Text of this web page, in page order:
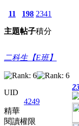
11
主題
198
帖子
2341
積分
二科生【E班】
UID
4249
精華
閱讀權限